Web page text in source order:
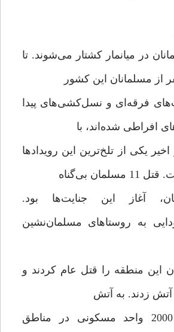
در میانمار کشتار می‌شوند. تا
از مسلمانان این کشور
فرقه‌ای و نسل‌کشی‌های پیدا
افراطی شده‌اند، با
یکی از تلخ‌ترین این رویدادها
بی‌گناه
آغاز این جنایت‌ها بود.
به روستاهای مسلمان‌نشین
این منطقه را قتل عام کردند و
آتش زدند. به آتش
کشیده شدن 2000 واحد مسکونی در مناطق